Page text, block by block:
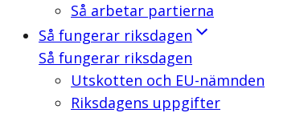
Så arbetar partierna
Så fungerar riksdagen
Så fungerar riksdagen
Utskotten och EU-nämnden
Riksdagens uppgifter